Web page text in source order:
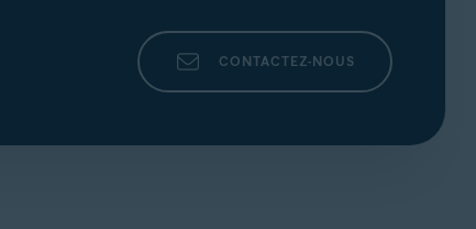
CONTACTEZ-NOUS